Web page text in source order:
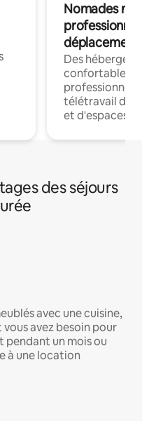
Nomades
déplacement
Des
confortables
professionnels
télétravail
et d'espaces
des séjours
avec une cuisine,
avez besoin pour
un mois ou
à une location